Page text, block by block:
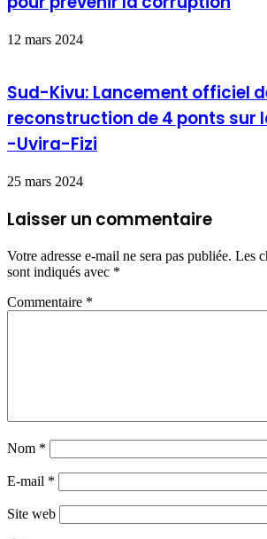
12 mars 2024
Sud-Kivu: Lancement officiel
reconstruction de 4 ponts sur
-Uvira-Fizi
25 mars 2024
Laisser un commentaire
Votre adresse e-mail ne sera pas publiée. Les
sont indiqués avec *
Commentaire *
Nom *
E-mail *
Site web